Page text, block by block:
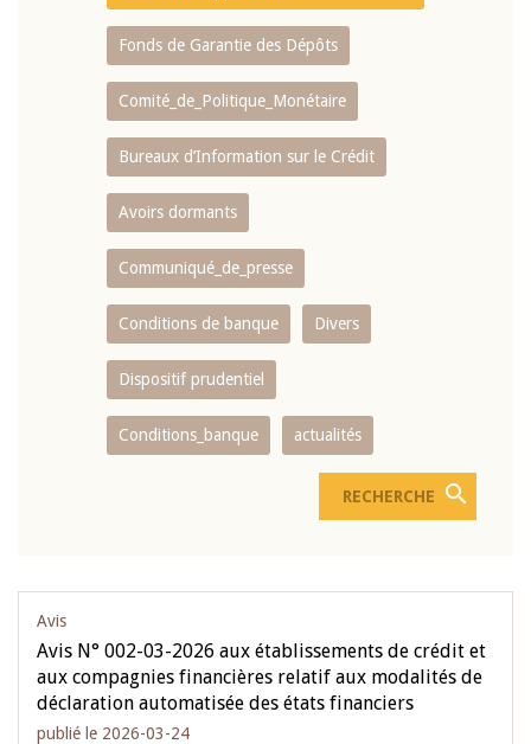
Fonds de Garantie des Dépôts
Comité_de_Politique_Monétaire
Bureaux d’Information sur le Crédit
Avoirs dormants
Communiqué_de_presse
Conditions de banque Divers
Dispositif prudentiel
Conditions_banque actualités
Avis
Avis N° 002-03-2026 aux établissements de crédit et
aux compagnies financières relatif aux modalités de
déclaration automatisée des états financiers
publié le 2026-03-24